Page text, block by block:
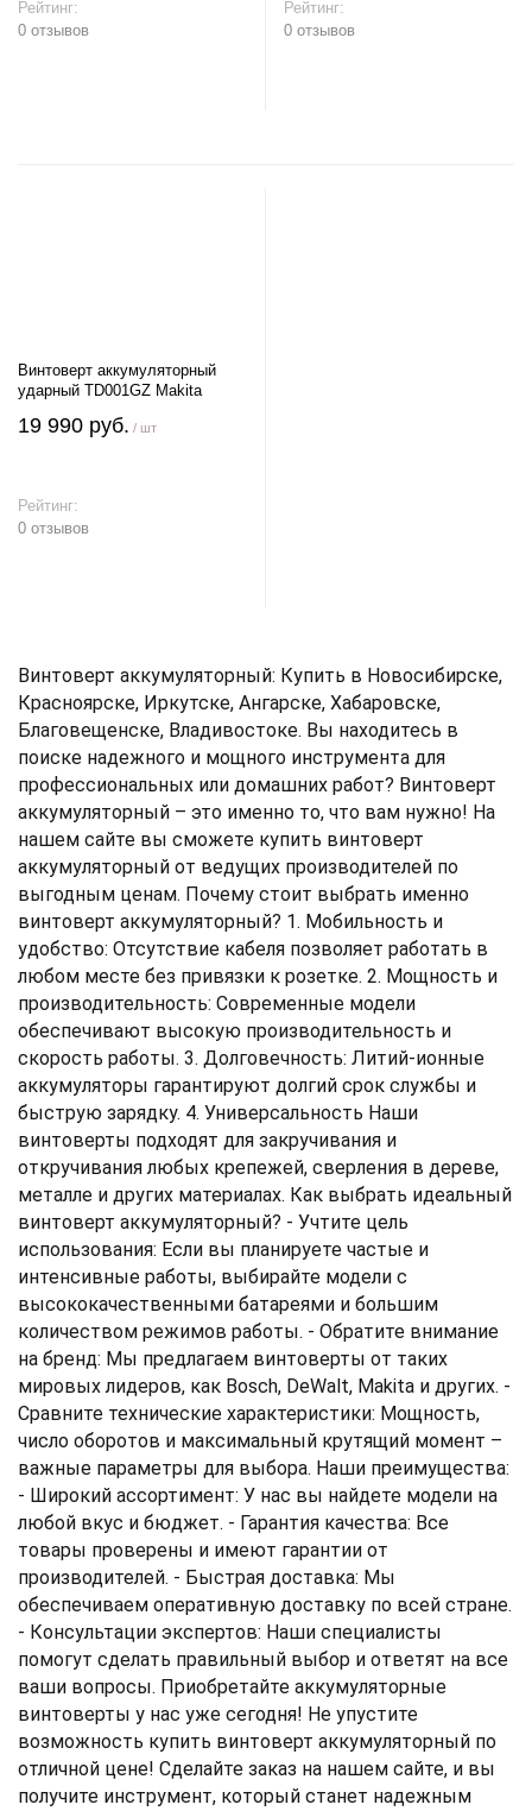
Рейтинг:
0 отзывов
Рейтинг:
0 отзывов
Винтоверт аккумуляторный
ударный TD001GZ Makita
19 990 руб. / шт
Рейтинг:
0 отзывов
Винтоверт аккумуляторный: Купить в Новосибирске,
Красноярске, Иркутске, Ангарске, Хабаровске,
Благовещенске, Владивостоке. Вы находитесь в
поиске надежного и мощного инструмента для
профессиональных или домашних работ? Винтоверт
аккумуляторный – это именно то, что вам нужно! На
нашем сайте вы сможете купить винтоверт
аккумуляторный от ведущих производителей по
выгодным ценам. Почему стоит выбрать именно
винтоверт аккумуляторный? 1. Мобильность и
удобство: Отсутствие кабеля позволяет работать в
любом месте без привязки к розетке. 2. Мощность и
производительность: Современные модели
обеспечивают высокую производительность и
скорость работы. 3. Долговечность: Литий-ионные
аккумуляторы гарантируют долгий срок службы и
быструю зарядку. 4. Универсальность Наши
винтоверты подходят для закручивания и
откручивания любых крепежей, сверления в дереве,
металле и других материалах. Как выбрать идеальный
винтоверт аккумуляторный? - Учтите цель
использования: Если вы планируете частые и
интенсивные работы, выбирайте модели с
высококачественными батареями и большим
количеством режимов работы. - Обратите внимание
на бренд: Мы предлагаем винтоверты от таких
мировых лидеров, как Bosch, DeWalt, Makita и других. -
Сравните технические характеристики: Мощность,
число оборотов и максимальный крутящий момент –
важные параметры для выбора. Наши преимущества:
- Широкий ассортимент: У нас вы найдете модели на
любой вкус и бюджет. - Гарантия качества: Все
товары проверены и имеют гарантии от
производителей. - Быстрая доставка: Мы
обеспечиваем оперативную доставку по всей стране.
- Консультации экспертов: Наши специалисты
помогут сделать правильный выбор и ответят на все
ваши вопросы. Приобретайте аккумуляторные
винтоверты у нас уже сегодня! Не упустите
возможность купить винтоверт аккумуляторный по
отличной цене! Сделайте заказ на нашем сайте, и вы
получите инструмент, который станет надежным